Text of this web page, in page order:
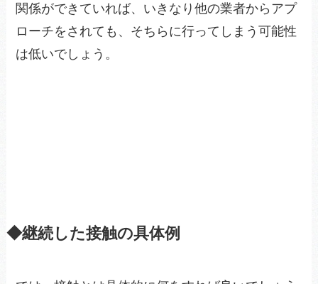
関係ができていれば、いきなり他の業者からアプ
ローチをされても、そちらに行ってしまう可能性
は低いでしょう。
◆継続した接触の具体例